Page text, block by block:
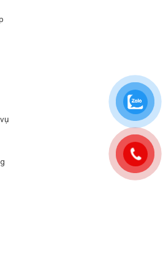
178.6 cm – Ngang 91.2 cm – Sâu